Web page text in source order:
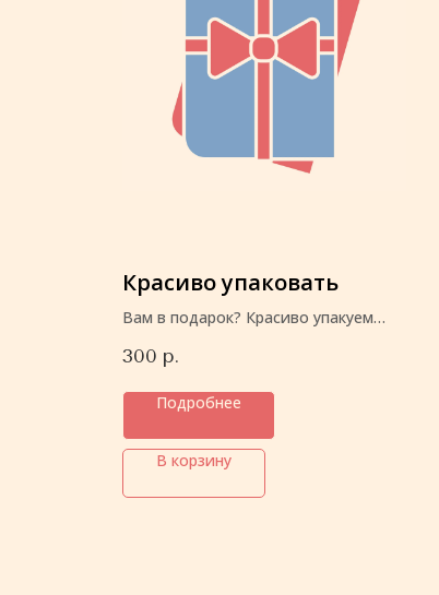
Красиво упаковать
Вам в подарок? Красиво упакуем
300 р.
Подробнее
В корзину